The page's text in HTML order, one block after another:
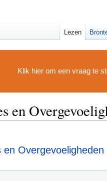
Klik hier om een vraag te
en
Overgevoeligheden
Lezen